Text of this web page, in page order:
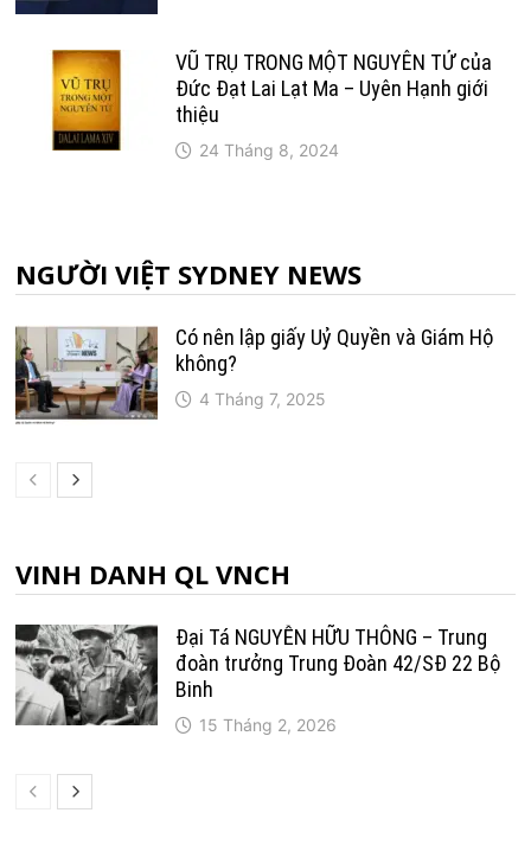
VŨ TRỤ TRONG MỘT NGUYÊN TỬ của
Đức Đạt Lai Lạt Ma – Uyên Hạnh giới
thiệu
24 Tháng 8, 2024
NGƯỜI VIỆT SYDNEY NEWS
Có nên lập giấy Uỷ Quyền và Giám Hộ
không?
4 Tháng 7, 2025
VINH DANH QL VNCH
Đại Tá NGUYỄN HỮU THÔNG – Trung
đoàn trưởng Trung Ðoàn 42/SÐ 22 Bộ
Binh
15 Tháng 2, 2026